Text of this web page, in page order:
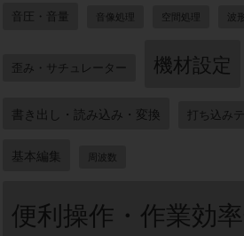
音圧・音量 音像処理 空間処理 波
歪み・サチュレーター 機材設定
書き出し・読み込み・変換 打ち込み
基本編集 周波数
便利操作・作業効